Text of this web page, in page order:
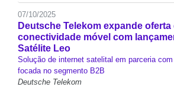
07/10/2025
Deutsche Telekom expande oferta
conectividade móvel com
Satélite Leo
Solução de internet satelital em parceria
focada no segmento B2B
Deutsche Telekom